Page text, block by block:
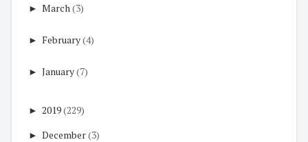
► March(3)
► February(4)
► January(7)
► 2019(229)
► December(3)